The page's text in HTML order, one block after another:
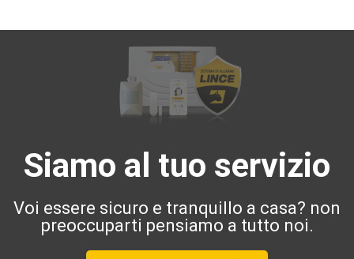
Siamo al tuo servizio
Voi essere sicuro e tranquillo a casa? non
preoccuparti pensiamo a tutto noi.